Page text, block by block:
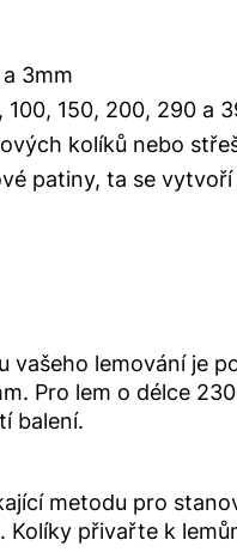
3mm
100, 150, 200, 290 a
kolíků nebo
patiny, ta se
vašeho lemování
Pro lem o délce
balení.
metodu pro
přivařte k